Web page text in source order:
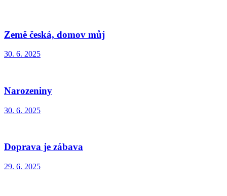
Země česká, domov můj
30. 6. 2025
Narozeniny
30. 6. 2025
Doprava je zábava
29. 6. 2025